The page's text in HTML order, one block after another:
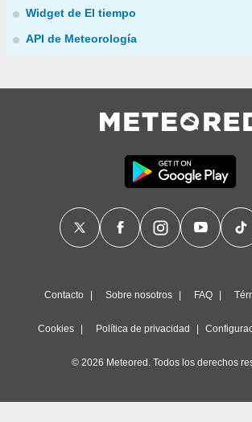
Widget de El tiempo
API de Meteorología
Contacto Sobre nosotros FAQ
Cookies Política de privacidad
© 2026 Meteored. Todos los derechos